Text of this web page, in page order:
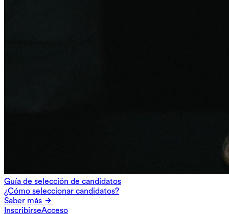
Guía de selección de candidatos
¿Cómo seleccionar candidatos?
Saber más
InscribirseAcceso